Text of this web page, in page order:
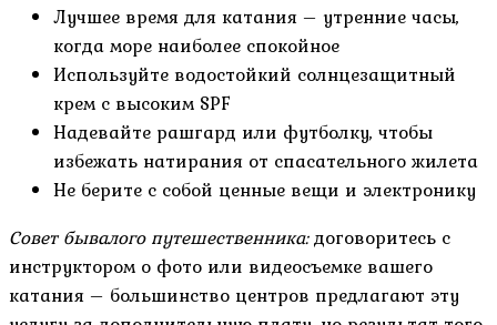
Лучшее время для катания – утренние часы,
когда море наиболее спокойное
Используйте водостойкий солнцезащитный
крем с высоким SPF
Надевайте рашгард или футболку, чтобы
избежать натирания от спасательного жилета
Не берите с собой ценные вещи и электронику
Совет бывалого путешественника:договоритесь с
инструктором о фото или видеосъемке вашего
катания – большинство центров предлагают эту